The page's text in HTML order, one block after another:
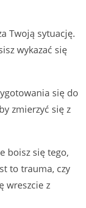
Twoją sytuację.
wykazać się
się do
zmierzyć się z
boisz się tego,
to trauma, czy
wreszcie z